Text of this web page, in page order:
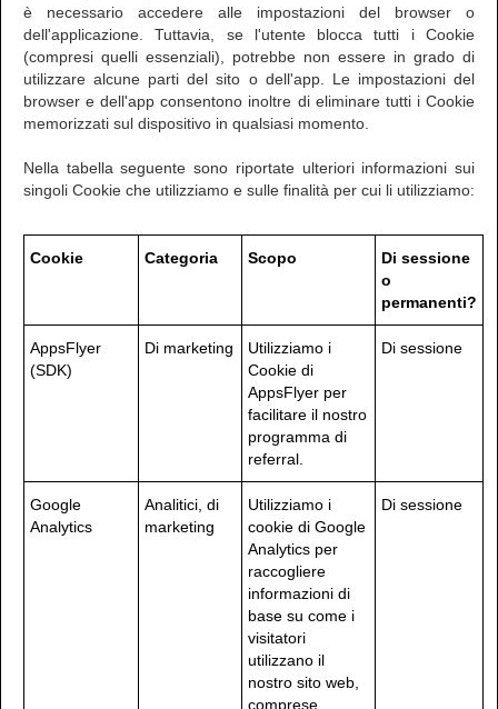
è necessario accedere alle impostazioni del browser o
dell'applicazione. Tuttavia, se l'utente blocca tutti i Cookie
(compresi quelli essenziali), potrebbe non essere in grado di
utilizzare alcune parti del sito o dell'app. Le impostazioni del
browser e dell'app consentono inoltre di eliminare tutti i Cookie
memorizzati sul dispositivo in qualsiasi momento.
Nella tabella seguente sono riportate ulteriori informazioni sui
singoli Cookie che utilizziamo e sulle finalità per cui li utilizziamo:
Cookie Categoria Scopo
Di sessione
o
permanenti?
AppsFlyer
(SDK)
Di marketing
Utilizziamo i
Cookie di
AppsFlyer per
facilitare il nostro
programma di
referral.
Di sessione
Google
Analytics
Analitici, di
marketing
Utilizziamo i
cookie di Google
Analytics per
raccogliere
informazioni di
base su come i
visitatori
utilizzano il
nostro sito web,
comprese
Di sessione